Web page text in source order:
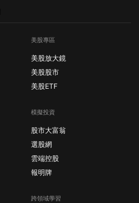
美股專區
美股放大鏡
美股股市
美股ETF
模擬投資
股市大富翁
選股網
雲端控股
報明牌
跨領域學習